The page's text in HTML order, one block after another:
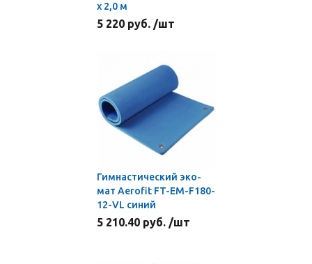
х 2,0 м
5 220 руб. /шт
Гимнастический эко-
мат Aerofit FT-EM-F180-
12-VL синий
5 210.40 руб. /шт